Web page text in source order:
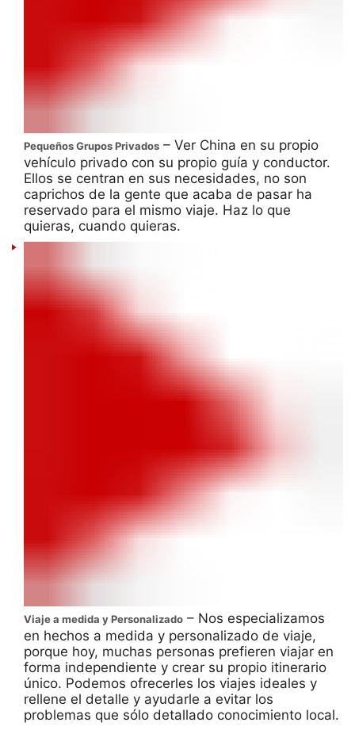
Pequeños Grupos Privados – Ver China en su propio
vehículo privado con su propio guía y conductor.
Ellos se centran en sus necesidades, no son
caprichos de la gente que acaba de pasar ha
reservado para el mismo viaje. Haz lo que
quieras, cuando quieras.
Viaje a medida y Personalizado – Nos especializamos
en hechos a medida y personalizado de viaje,
porque hoy, muchas personas prefieren viajar en
forma independiente y crear su propio itinerario
único. Podemos ofrecerles los viajes ideales y
rellene el detalle y ayudarle a evitar los
problemas que sólo detallado conocimiento local.